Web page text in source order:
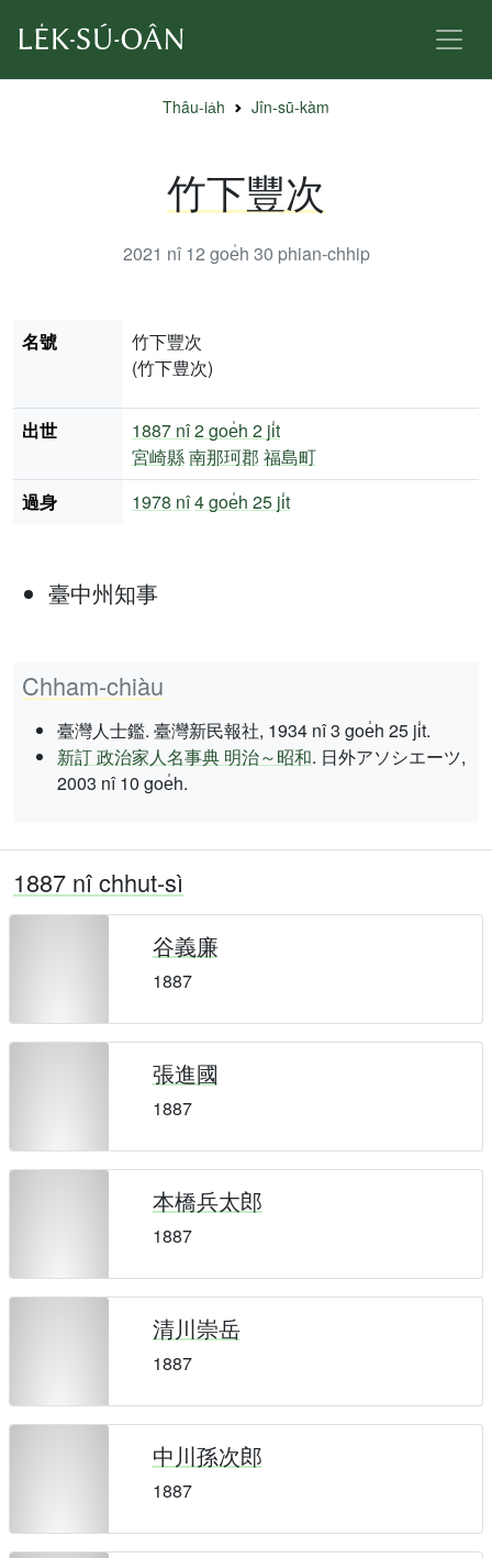
Thâu-ia̍h Jîn-sū-kàm
竹下豐次
2021 nî 12 goe̍h 30 phian-chhip
臺中州知事
Chham-chiàu
臺灣人士鑑. 臺灣新民報社, 1934 nî 3 goe̍h 25 ji̍t.
新訂 政治家人名事典 明治～昭和. 日外アソシエーツ,
2003 nî 10 goe̍h.
名號
竹下豐次
(竹下豊次)
出世 1887 nî2 goe̍h 2 ji̍t
宮崎縣南那珂郡 福島町
過身
1978 nî4 goe̍h 25 ji̍t
1887 nî chhut-sì
谷義廉
1887
張進國
1887
本橋兵太郎
1887
清川崇岳
1887
中川孫次郎
1887